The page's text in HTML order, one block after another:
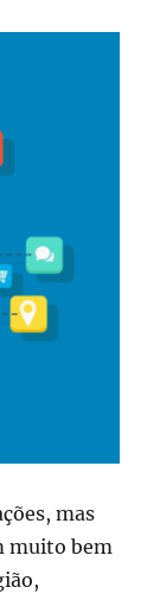
mas
muito bem